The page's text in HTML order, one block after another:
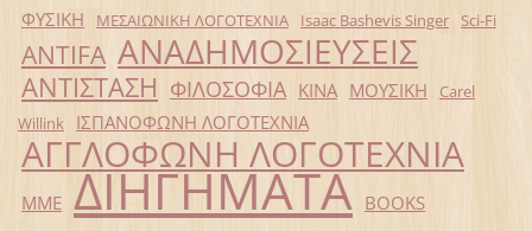
ΦΥΣΙΚΗ ΜΕΣΑΙΩΝΙΚΗ ΛΟΓΟΤΕΧΝΙΑ Isaac Bashevis Singer Sci-Fi
ANTIFA ΑΝΑΔΗΜΟΣΙΕΥΣΕΙΣ
ΑΝΤΙΣΤΑΣΗ ΦΙΛΟΣΟΦΙΑ ΚΙΝΑ ΜΟΥΣΙΚΗ
Carel
Willink
ΙΣΠΑΝΟΦΩΝΗ ΛΟΓΟΤΕΧΝΙΑ
ΑΓΓΛΟΦΩΝΗ ΛΟΓΟΤΕΧΝΙΑ
ΜΜΕ ΔΙΗΓΗΜΑΤΑ BOOKS